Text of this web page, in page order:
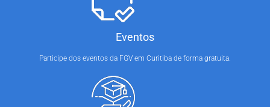
Eventos
Participe dos eventos da FGV em Curitiba de forma gratuita.